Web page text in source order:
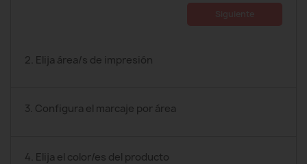
2. Elija área/s de impresión
3. Configura el marcaje por área
4. Elija el color/es del producto